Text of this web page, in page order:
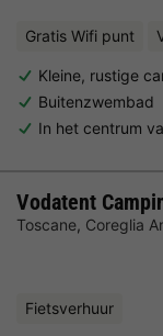
Gratis Wifi punt
Kleine, rustige
Buitenzwembad
In het centrum
Vodatent
Toscane, Coreglia
Fietsverhuur